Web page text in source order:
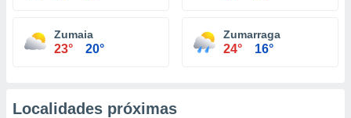
Zumaia
23° 20°
Zumarraga
24° 16°
Localidades próximas